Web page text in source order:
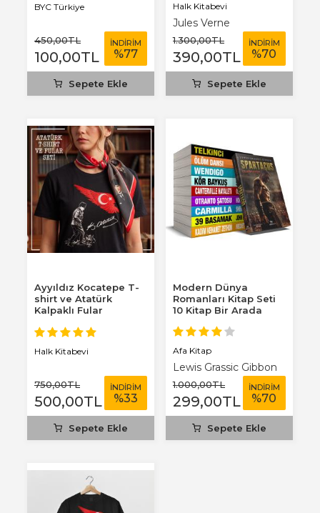
BYC Türkiye
450,00TL
100,00TL
İNDİRİM
%77
Sepete Ekle
Halk Kitabevi
Jules Verne
1.300,00TL
390,00TL
İNDİRİM
%70
Sepete Ekle
Ayyıldız Kocatepe T-
shirt ve Atatürk
Kalpaklı Fular
Halk Kitabevi
750,00TL
500,00TL
İNDİRİM
%33
Sepete Ekle
Modern Dünya
Romanları Kitap Seti
10 Kitap Bir Arada
Afa Kitap
Lewis Grassic Gibbon
1.000,00TL
299,00TL
İNDİRİM
%70
Sepete Ekle